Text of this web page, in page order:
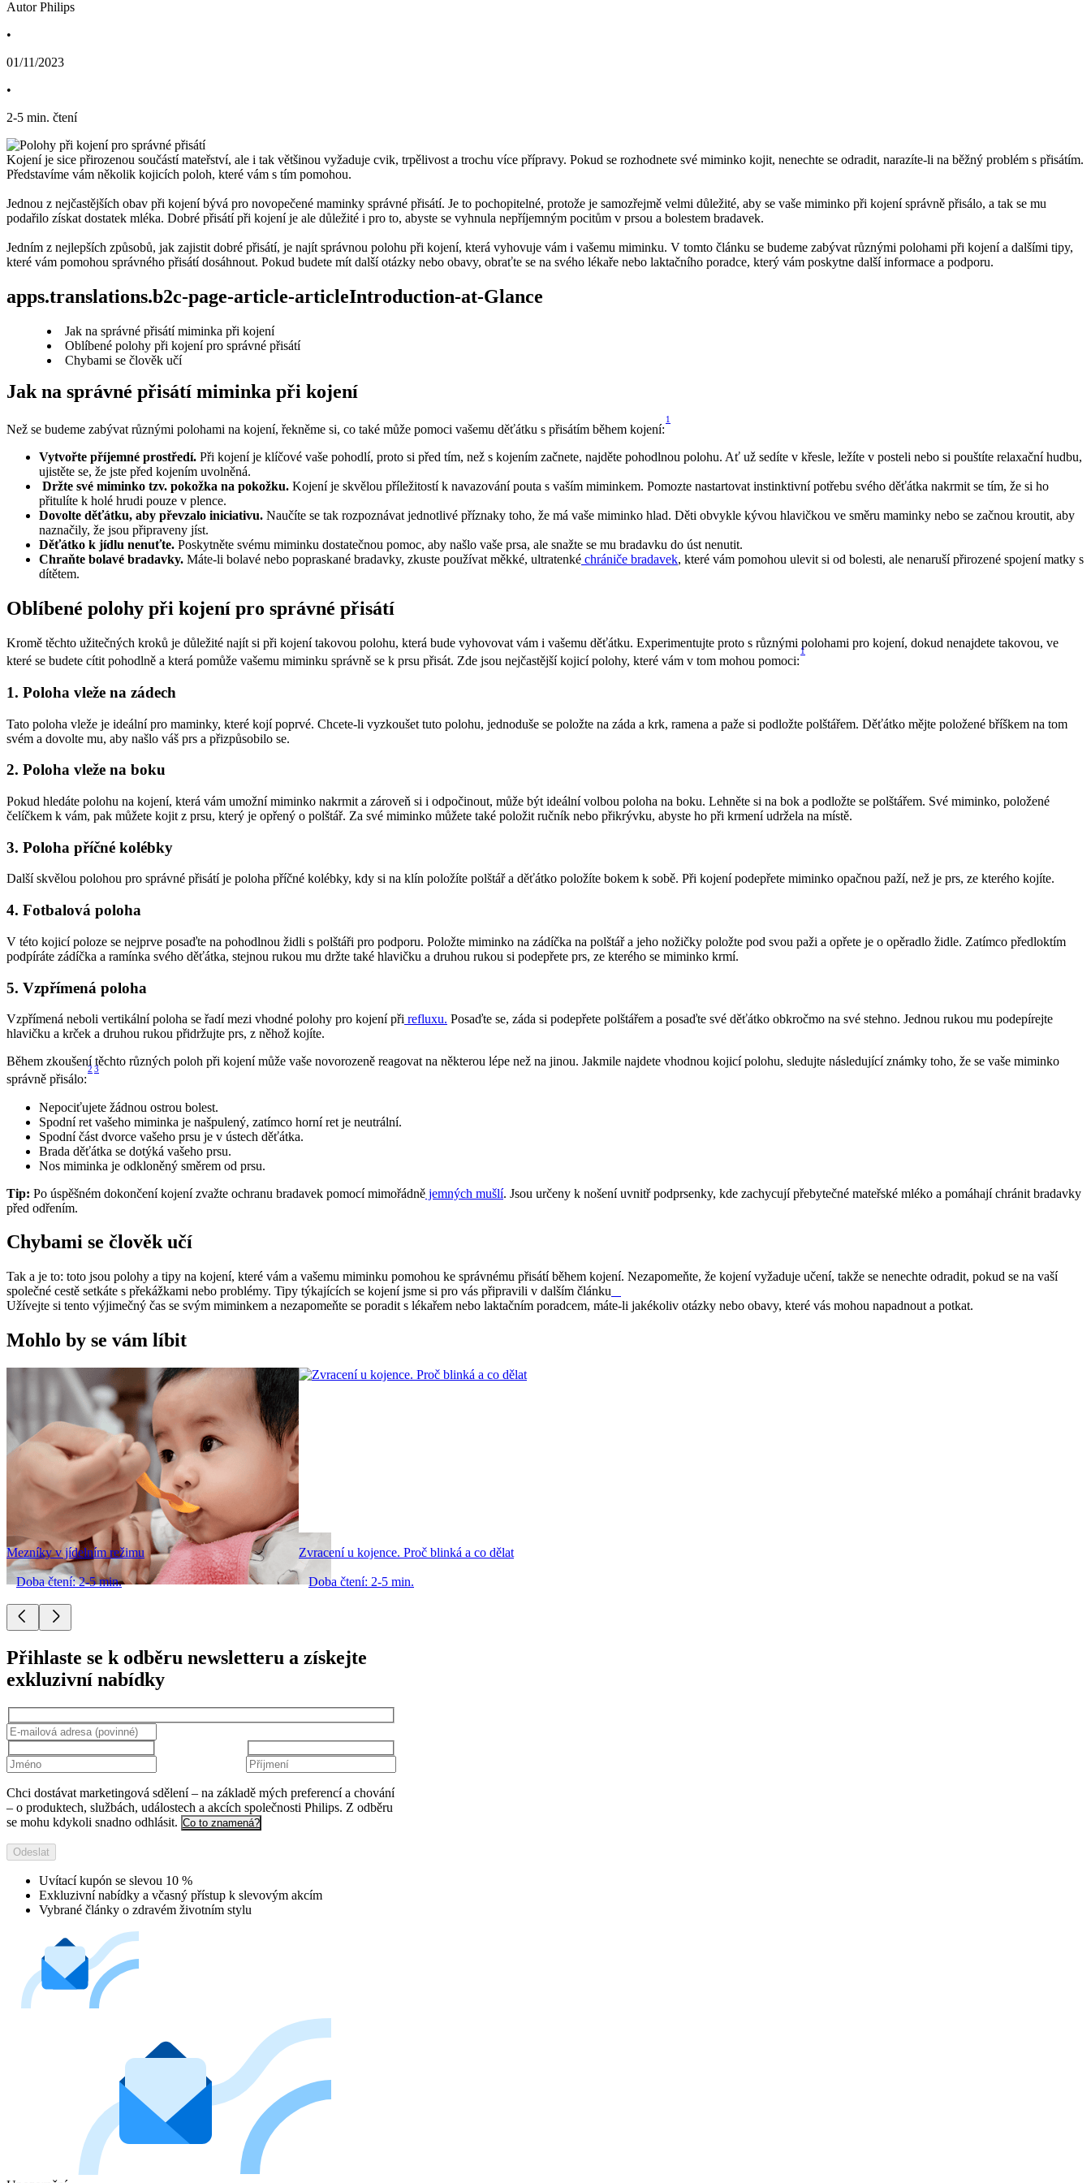
Autor Philips
•
01/11/2023
•
2-5 min. čtení
Kojení je sice přirozenou součástí mateřství, ale i tak většinou vyžaduje cvik, trpělivost a trochu více přípravy. Pokud se rozhodnete své miminko kojit, nenechte se odradit, narazíte-li na běžný problém s přisátím.
Představíme vám několik kojicích poloh, které vám s tím pomohou.
Jednou z nejčastějších obav při kojení bývá pro novopečené maminky správné přisátí. Je to pochopitelné, protože je samozřejmě velmi důležité, aby se vaše miminko při kojení správně přisálo, a tak se mu
podařilo získat dostatek mléka. Dobré přisátí při kojení je ale důležité i pro to, abyste se vyhnula nepříjemným pocitům v prsou a bolestem bradavek.
Jedním z nejlepších způsobů, jak zajistit dobré přisátí, je najít správnou polohu při kojení, která vyhovuje vám i vašemu miminku. V tomto článku se budeme zabývat různými polohami při kojení a dalšími tipy,
které vám pomohou správného přisátí dosáhnout. Pokud budete mít další otázky nebo obavy, obraťte se na svého lékaře nebo laktačního poradce, který vám poskytne další informace a podporu.
apps.translations.b2c-page-article-articleIntroduction-at-Glance
Jak na správné přisátí miminka při kojení
Oblíbené polohy při kojení pro správné přisátí
Chybami se člověk učí
Jak na správné přisátí miminka při kojení
Než se budeme zabývat různými polohami na kojení, řekněme si, co také může pomoci vašemu děťátku s přisátím během kojení:
1
Vytvořte příjemné prostředí. Při kojení je klíčové vaše pohodlí, proto si před tím, než s kojením začnete, najděte pohodlnou polohu. Ať už sedíte v křesle, ležíte v posteli nebo si pouštíte relaxační hudbu,
ujistěte se, že jste před kojením uvolněná.
Držte své miminko tzv. pokožka na pokožku. Kojení je skvělou příležitostí k navazování pouta s vaším miminkem. Pomozte nastartovat instinktivní potřebu svého děťátka nakrmit se tím, že si ho
přitulíte k holé hrudi pouze v plence.
Dovolte děťátku, aby převzalo iniciativu. Naučíte se tak rozpoznávat jednotlivé příznaky toho, že má vaše miminko hlad. Děti obvykle kývou hlavičkou ve směru maminky nebo se začnou kroutit, aby
naznačily, že jsou připraveny jíst.
Děťátko k jídlu nenuťte. Poskytněte svému miminku dostatečnou pomoc, aby našlo vaše prsa, ale snažte se mu bradavku do úst nenutit.
Chraňte bolavé bradavky. Máte-li bolavé nebo popraskané bradavky, zkuste používat měkké, ultratenké chrániče bradavek, které vám pomohou ulevit si od bolesti, ale nenaruší přirozené spojení matky s
dítětem.
Oblíbené polohy při kojení pro správné přisátí
Kromě těchto užitečných kroků je důležité najít si při kojení takovou polohu, která bude vyhovovat vám i vašemu děťátku. Experimentujte proto s různými polohami pro kojení, dokud nenajdete takovou, ve
které se budete cítit pohodlně a která pomůže vašemu miminku správně se k prsu přisát. Zde jsou nejčastější kojicí polohy, které vám v tom mohou pomoci:
1
1. Poloha vleže na zádech
Tato poloha vleže je ideální pro maminky, které kojí poprvé. Chcete-li vyzkoušet tuto polohu, jednoduše se položte na záda a krk, ramena a paže si podložte polštářem. Děťátko mějte položené bříškem na tom
svém a dovolte mu, aby našlo váš prs a přizpůsobilo se.
2. Poloha vleže na boku
Pokud hledáte polohu na kojení, která vám umožní miminko nakrmit a zároveň si i odpočinout, může být ideální volbou poloha na boku. Lehněte si na bok a podložte se polštářem. Své miminko, položené
čelíčkem k vám, pak můžete kojit z prsu, který je opřený o polštář. Za své miminko můžete také položit ručník nebo přikrývku, abyste ho při krmení udržela na místě.
3. Poloha příčné kolébky
Další skvělou polohou pro správné přisátí je poloha příčné kolébky, kdy si na klín položíte polštář a děťátko položíte bokem k sobě. Při kojení podepřete miminko opačnou paží, než je prs, ze kterého kojíte.
4. Fotbalová poloha
V této kojicí poloze se nejprve posaďte na pohodlnou židli s polštáři pro podporu. Položte miminko na zádíčka na polštář a jeho nožičky položte pod svou paži a opřete je o opěradlo židle. Zatímco předloktím
podpíráte zádíčka a ramínka svého děťátka, stejnou rukou mu držte také hlavičku a druhou rukou si podepřete prs, ze kterého se miminko krmí.
5. Vzpřímená poloha
Vzpřímená neboli vertikální poloha se řadí mezi vhodné polohy pro kojení při refluxu. Posaďte se, záda si podepřete polštářem a posaďte své děťátko obkročmo na své stehno. Jednou rukou mu podepírejte
hlavičku a krček a druhou rukou přidržujte prs, z něhož kojíte.
Během zkoušení těchto různých poloh při kojení může vaše novorozeně reagovat na některou lépe než na jinou. Jakmile najdete vhodnou kojicí polohu, sledujte následující známky toho, že se vaše miminko
správně přisálo:
2 3
Nepociťujete žádnou ostrou bolest.
Spodní ret vašeho miminka je našpulený, zatímco horní ret je neutrální.
Spodní část dvorce vašeho prsu je v ústech děťátka.
Brada děťátka se dotýká vašeho prsu.
Nos miminka je odkloněný směrem od prsu.
Tip: Po úspěšném dokončení kojení zvažte ochranu bradavek pomocí mimořádně jemných mušlí. Jsou určeny k nošení uvnitř podprsenky, kde zachycují přebytečné mateřské mléko a pomáhají chránit bradavky
před odřením.
Chybami se člověk učí
Tak a je to: toto jsou polohy a tipy na kojení, které vám a vašemu miminku pomohou ke správnému přisátí během kojení. Nezapomeňte, že kojení vyžaduje učení, takže se nenechte odradit, pokud se na vaší
společné cestě setkáte s překážkami nebo problémy. Tipy týkajících se kojení jsme si pro vás připravili v dalším článku
Užívejte si tento výjimečný čas se svým miminkem a nezapomeňte se poradit s lékařem nebo laktačním poradcem, máte-li jakékoliv otázky nebo obavy, které vás mohou napadnout a potkat.
Mohlo by se vám líbit
Mezníky v jídelním režimu
Doba čtení: 2-5 min.
Zvracení u kojence. Proč blinká a co dělat
Doba čtení: 2-5 min.
Přihlaste se k odběru newsletteru a získejte
exkluzivní nabídky
Chci dostávat marketingová sdělení – na základě mých preferencí a chování
– o produktech, službách, událostech a akcích společnosti Philips. Z odběru
se mohu kdykoli snadno odhlásit. Co to znamená?
Odeslat
Uvítací kupón se slevou 10 %
Exkluzivní nabídky a včasný přístup k slevovým akcím
Vybrané články o zdravém životním stylu